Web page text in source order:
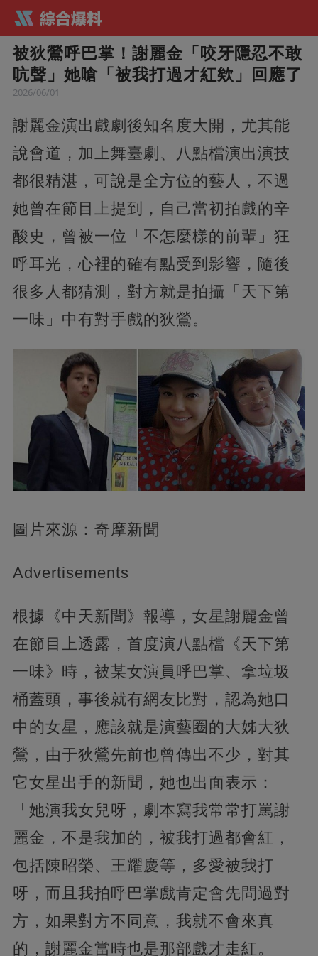
被狄鶯呼巴掌！謝麗金「咬牙隱忍不敢
吭聲」她嗆「被我打過才紅欸」回應了
2026/06/01
謝麗金演出戲劇後知名度大開，尤其能
說會道，加上舞臺劇、八點檔演出演技
都很精湛，可說是全方位的藝人，不過
她曾在節目上提到，自己當初拍戲的辛
酸史，曾被一位「不怎麼樣的前輩」狂
呼耳光，心裡的確有點受到影響，隨後
很多人都猜測，對方就是拍攝「天下第
一味」中有對手戲的狄鶯。
圖片來源：奇摩新聞
Advertisements
根據《中天新聞》報導，女星謝麗金曾
在節目上透露，首度演八點檔《天下第
一味》時，被某女演員呼巴掌、拿垃圾
桶蓋頭，事後就有網友比對，認為她口
中的女星，應該就是演藝圈的大姊大狄
鶯，由于狄鶯先前也曾傳出不少，對其
它女星出手的新聞，她也出面表示：
「她演我女兒呀，劇本寫我常常打罵謝
麗金，不是我加的，被我打過都會紅，
包括陳昭榮、王耀慶等，多愛被我打
呀，而且我拍呼巴掌戲肯定會先問過對
方，如果對方不同意，我就不會來真
的，謝麗金當時也是那部戲才走紅。」